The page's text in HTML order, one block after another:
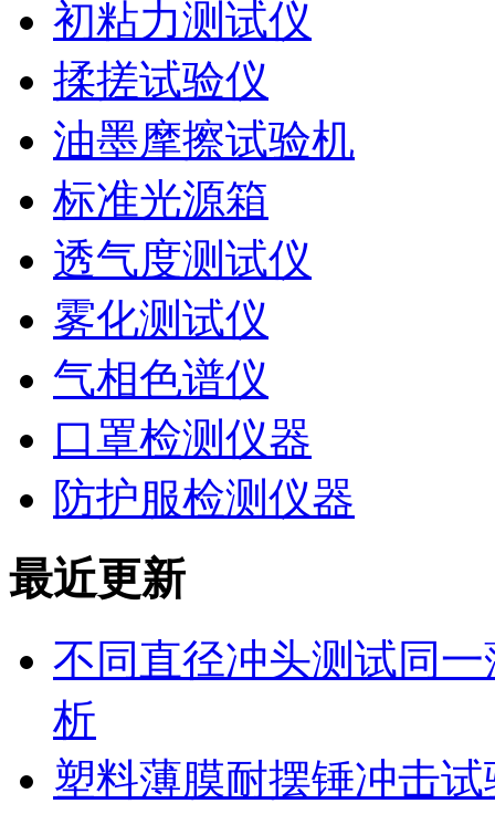
初粘力测试仪
揉搓试验仪
油墨摩擦试验机
标准光源箱
透气度测试仪
雾化测试仪
气相色谱仪
口罩检测仪器
防护服检测仪器
最近更新
不同直径冲头测试同
析
塑料薄膜耐摆锤冲击